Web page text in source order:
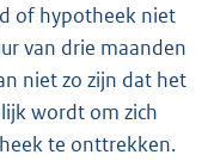
of hypotheek niet
van drie maanden
niet zo zijn dat het
wordt om zich
te onttrekken.